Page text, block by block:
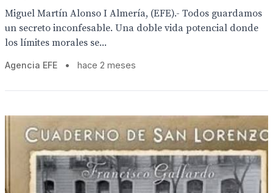
Miguel Martín Alonso I Almería, (EFE).- Todos guardamos
un secreto inconfesable. Una doble vida potencial donde
los límites morales se...
Agencia EFE • hace 2 meses